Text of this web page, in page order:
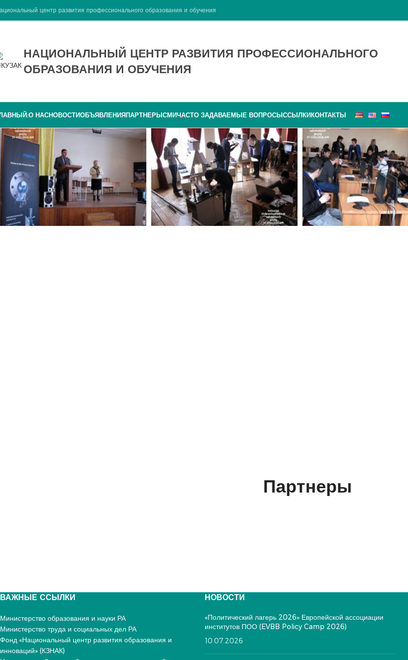
центр развития профессионального образования и обучения
НАЦИОНАЛЬНЫЙ ЦЕНТР РАЗВИТИЯ ПРОФЕССИОНАЛЬНОГО
ОБРАЗОВАНИЯ И ОБУЧЕНИЯ
О НАСНОВОСТИОБЪЯВЛЕНИЯПАРТНЕРЫСМИЧАСТО ЗАДАВАЕМЫЕ ВОПРОСЫССЫЛКИКОНТАКТЫ
Партнеры
ВАЖНЫЕ ССЫЛКИ
Министерство образования и науки РА
Министерство труда и социальных дел РА
Фонд «Национальный центр развития образования и
инноваций» (КЗНАК)
НОВОСТИ
«Политический лагерь 2026» Европейской ассоциации
институтов ПОО (EVBB Policy Camp 2026)
10.07.2026